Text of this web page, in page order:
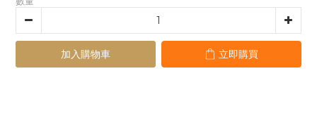
加入購物車 立即購買